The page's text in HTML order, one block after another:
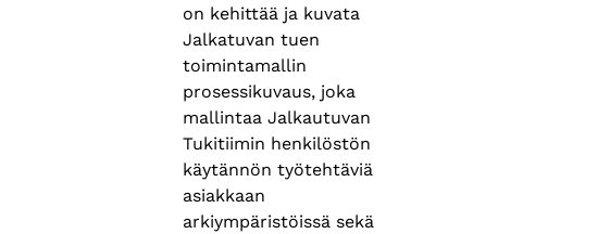
on kehittää ja kuvata
Jalkatuvan tuen
toimintamallin
prosessikuvaus, joka
mallintaa Jalkautuvan
Tukitiimin henkilöstön
käytännön työtehtäviä
asiakkaan
arkiympäristöissä sekä